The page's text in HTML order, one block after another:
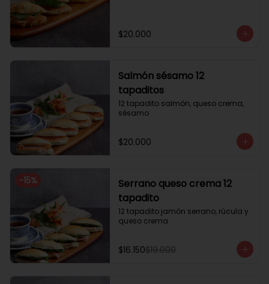
$20.000
Salmón sésamo 12
tapaditos
12 tapadito salmón, queso crema,
sésamo
$20.000
-15%
Serrano queso crema 12
tapadito
12 tapadito jamón serrano, rúcula y
queso crema
$16.150$19.000